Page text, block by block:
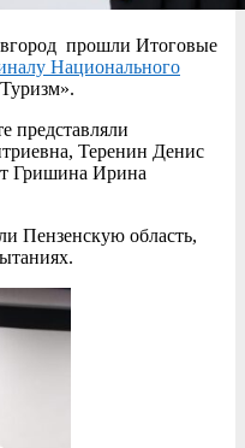
прошли Итоговые
Национального
представляли
Теренин Денис
Гришина Ирина
Пензенскую область,